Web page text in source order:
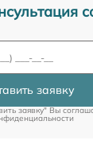
заявку
заявку" Вы